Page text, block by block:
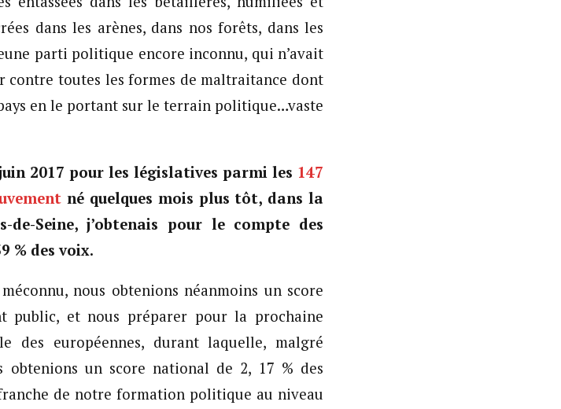
dans les arènes, dans nos forêts, dans les
parti politique encore inconnu, qui n’avait
contre toutes les formes de maltraitance dont
en le portant sur le terrain politique…vaste
2017 pour les législatives parmi les 147
né quelques mois plus tôt, dans la
Seine, j’obtenais pour le compte des
% des voix.
nous obtenions néanmoins un score
public, et nous préparer pour la prochaine
des européennes, durant laquelle, malgré
obtenions un score national de 2, 17 % des
de notre formation politique au niveau